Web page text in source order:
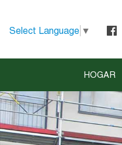
Select Language ▼
HOGAR